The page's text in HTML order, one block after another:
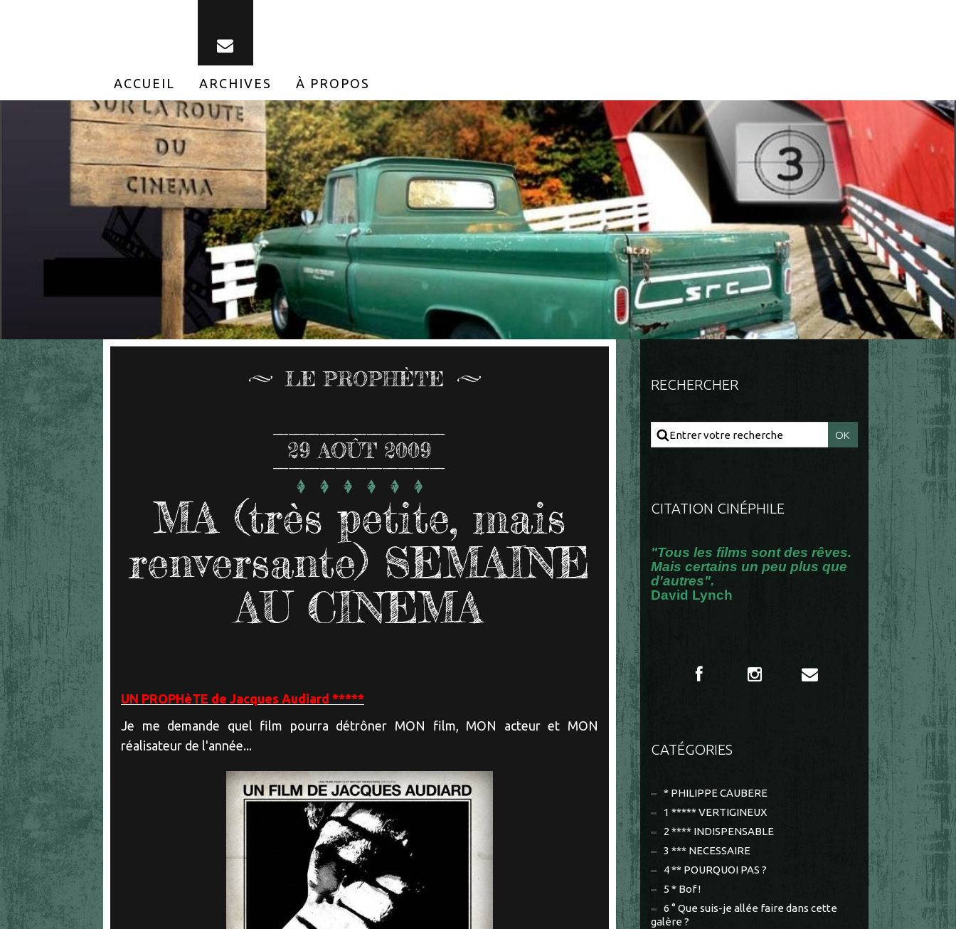
ACCUEIL ARCHIVES À PROPOS
LE PROPHÈTE
29 AOÛT 2009
MA (très petite, mais
renversante) SEMAINE
AU CINEMA
UN PROPHèTE de Jacques Audiard *****
Je me demande quel film pourra détrôner MON film, MON acteur et MON
réalisateur de l'année...
RECHERCHER
CITATION CINÉPHILE
"Tous les films sont des rêves.
Mais certains un peu plus que
d'autres".
David Lynch
CATÉGORIES
* PHILIPPE CAUBERE
1 ***** VERTIGINEUX
2 **** INDISPENSABLE
3 *** NECESSAIRE
4 ** POURQUOI PAS ?
5 * Bof !
6 ° Que suis-je allée faire dans cette
galère ?